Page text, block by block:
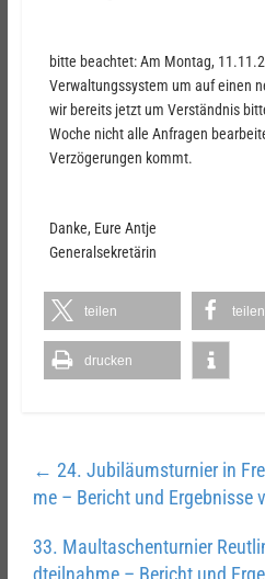
bitte beachtet: Am Montag,
Verwaltungssystem um auf einen
wir bereits jetzt um Verständnis
Woche nicht alle Anfragen
Verzögerungen kommt.
Danke, Eure Antje
Generalsekretärin
teilen teilen
drucken
← 24. Jubiläumsturnier in
me – Bericht und Ergebnisse
33. Maultaschenturnier
dteilnahme – Bericht und